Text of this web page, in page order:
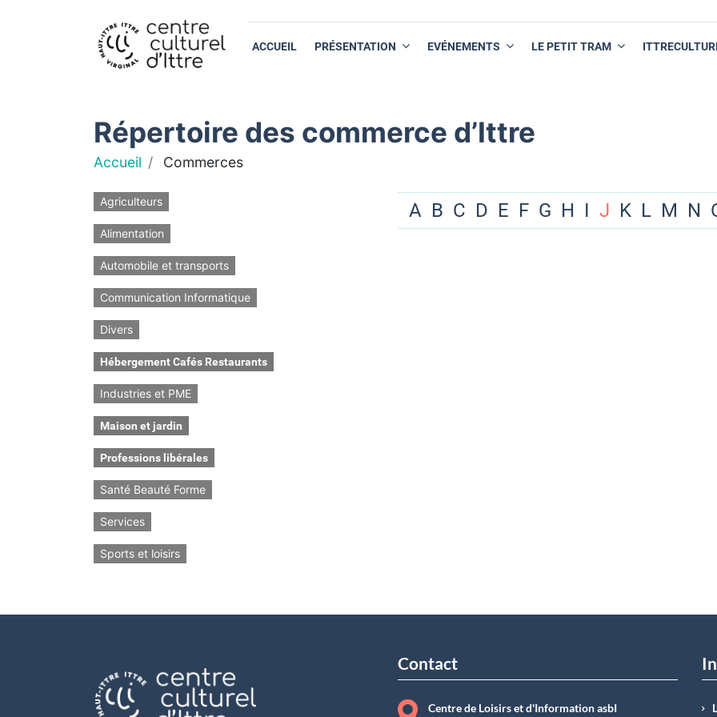
ACCUEIL PRÉSENTATION EVÉNEMENTS LE PETIT TRAM
Répertoire des commerce d’Ittre
Accueil Commerces
Agriculteurs
Alimentation
Automobile et transports
Communication Informatique
Divers
Hébergement Cafés Restaurants
Industries et PME
Maison et jardin
Professions libérales
Santé Beauté Forme
Services
Sports et loisirs
A B C D E F G H I J K L M N
Contact
Centre de Loisirs et d'Information asbI